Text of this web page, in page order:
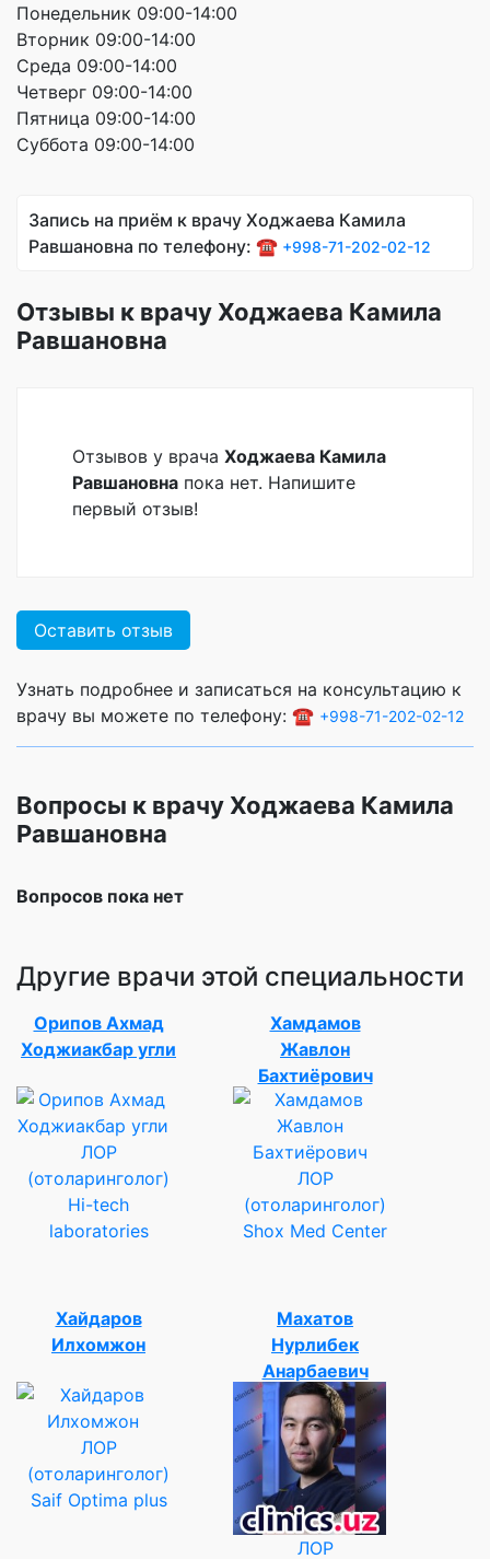
Понедельник 09:00-14:00
Вторник 09:00-14:00
Среда 09:00-14:00
Четверг 09:00-14:00
Пятница 09:00-14:00
Суббота 09:00-14:00
Запись на приём к врачу Ходжаева Камила
Равшановна по телефону: ☎️ +998-71-202-02-12
Отзывы к врачу Ходжаева Камила
Равшановна
Отзывов у врача Ходжаева Камила
Равшановна пока нет. Напишите
первый отзыв!
Оставить отзыв
Узнать подробнее и записаться на консультацию к
врачу вы можете по телефону: ☎️ +998-71-202-02-12
Вопросы к врачу Ходжаева Камила
Равшановна
Вопросов пока нет
Другие врачи этой специальности
Орипов Ахмад
Ходжиакбар угли
ЛОР
(отоларинголог)
Hi-tech
laboratories
Хамдамов
Жавлон
Бахтиёрович
ЛОР
(отоларинголог)
Shox Med Center
Хайдаров
Илхомжон
ЛОР
(отоларинголог)
Saif Optima plus
Махатов
Нурлибек
Анарбаевич
ЛОР